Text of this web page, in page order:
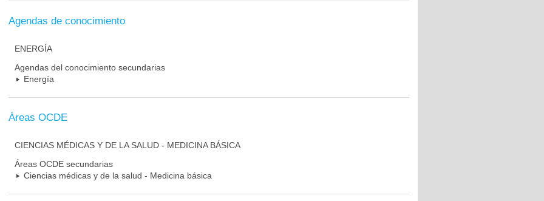
Agendas de conocimiento
ENERGÍA
Agendas del conocimiento secundarias
Energía
Áreas OCDE
CIENCIAS MÉDICAS Y DE LA SALUD - MEDICINA BÁSICA
Áreas OCDE secundarias
Ciencias médicas y de la salud - Medicina básica